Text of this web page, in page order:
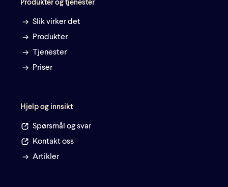
Produkter og tjenester
Slik virker det
Produkter
Tjenester
Priser
Hjelp og innsikt
Spørsmål og svar
Kontakt oss
Artikler